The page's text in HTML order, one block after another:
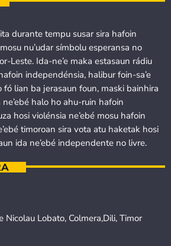
durante tempu susar sira hafoin
nu’udar símbolu esperansa no
Leste. Ida-ne’e maka estasaun rádiu
independénsia, halibur foin-sa’e
fó lian ba jerasaun foun, maski bainhira
halo ho ahu-ruin hafoin
hosi violénsia ne’ebé mosu hafoin
timoroan sira vota atu haketak hosi
ida ne’ebé independente no livre.
Lobato, Colmera,Dili, Timor